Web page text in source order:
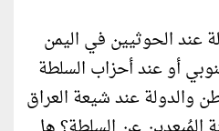
عند الحوثيين في اليمن
أو عند أحزاب السلطة
والدولة عند شيعة العراق